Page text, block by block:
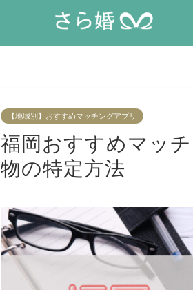
【地域別】おすすめマッチングアプリ
福岡おすすめマッ
物の特定方法